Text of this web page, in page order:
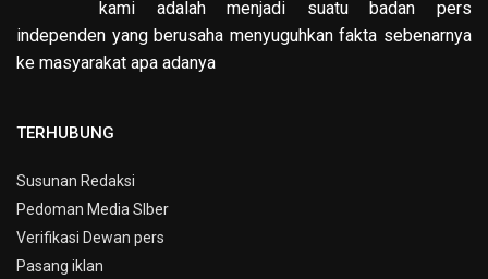
kami adalah menjadi suatu badan pers
independen yang berusaha menyuguhkan fakta sebenarnya
ke masyarakat apa adanya
TERHUBUNG
Susunan Redaksi
Pedoman Media SIber
Verifikasi Dewan pers
Pasang iklan